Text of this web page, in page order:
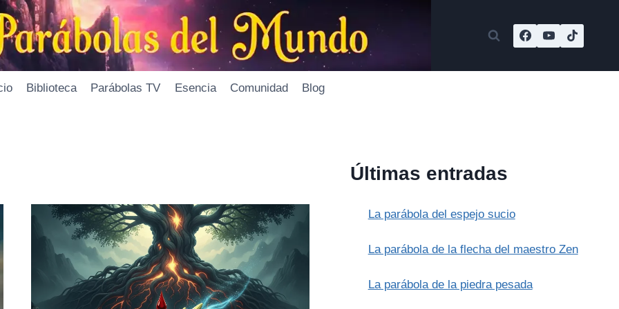
Biblioteca Parábolas TV Esencia Comunidad Blog
Últimas entradas
La parábola del espejo sucio
La parábola de la flecha del maestro Zen
La parábola de la piedra pesada